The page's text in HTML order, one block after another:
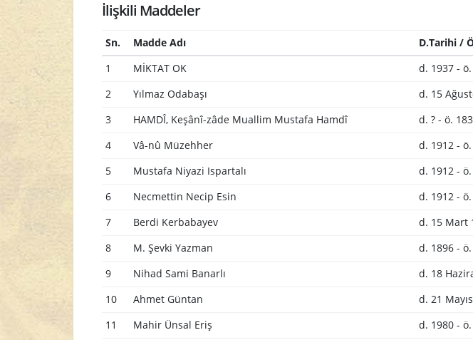
İlişkili Maddeler
Sn. Madde Adı D.Tarihi /
1
MİKTAT OK d. 1937 - ö.
2 Yılmaz Odabaşı d. 15
3 HAMDÎ, Keşânî-zâde Muallim Mustafa Hamdî d. ? - ö.
4 Vâ-nû Müzehher d. 1912 -
5 Mustafa Niyazi Ispartalı d. 1912 -
6 Necmettin Necip Esin d. 1912 -
7 Berdi Kerbabayev d. 15 Mart
8 M. Şevki Yazman d. 1896 -
9 Nihad Sami Banarlı d. 18
10 Ahmet Güntan d. 21
11 Mahir Ünsal Eriş d. 1980 - ö.